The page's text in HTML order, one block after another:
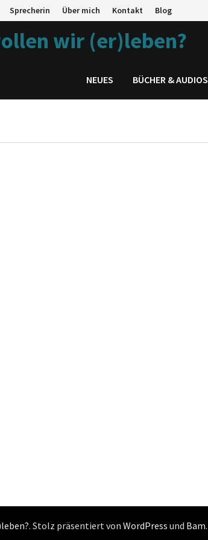
Sprecherin Über mich Kontakt Blog
wir (er)leben?
NEUES BÜCHER & AUDIOS
. Stolz präsentiert vonWordPress und Bam.